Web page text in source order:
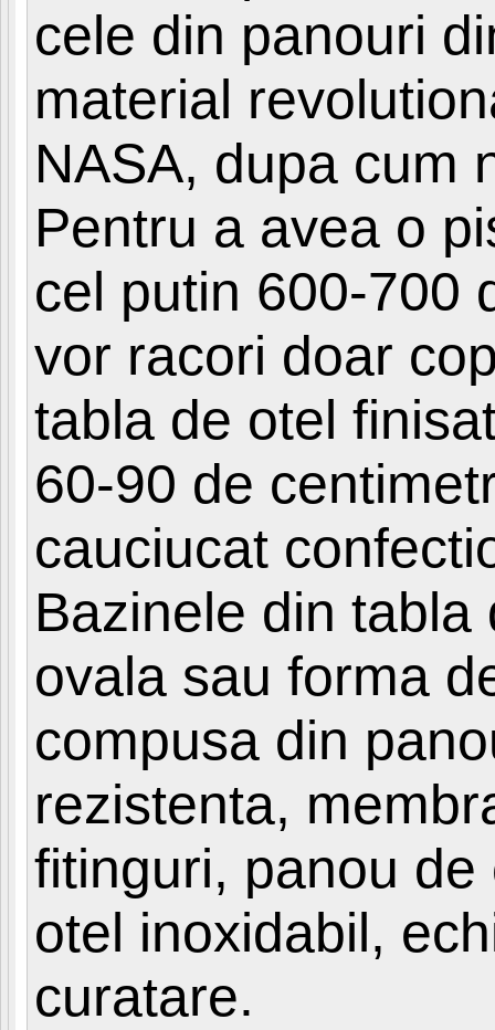
cele din panouri
material
NASA, dupa cum
Pentru a avea o
cel putin 600-700
vor racori doar
tabla de otel
60-90 de
cauciucat
Bazinele din
ovala sau forma
compusa din
rezistenta,
fitinguri, panou
otel inoxidabil,
curatare.